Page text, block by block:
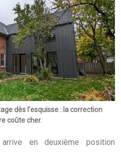
dès l’esquisse : la correction
coûte cher.
en deuxième position